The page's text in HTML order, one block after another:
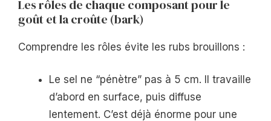
Les rôles de chaque composant pour le
goût et la croûte (bark)
Comprendre les rôles évite les rubs brouillons :
Le sel ne “pénètre” pas à 5 cm. Il travaille
d’abord en surface, puis diffuse
lentement. C’est déjà énorme pour une